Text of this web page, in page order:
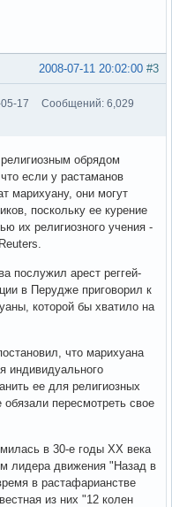
#3
2008-07-11 20:02:00
17
Сообщений: 6,029
обрядом
если у растаманов
марихуану, они могут
поскольку ее курение
их религиозного учения -
послужил арест реггей-
в Перудже приговорил к
которой бы хватило на
что марихуана
индивидуального
ее для религиозных
пересмотреть свое
в 30-е годы XX века
лидера движения "Назад в
в растафарианстве
из них "12 колен